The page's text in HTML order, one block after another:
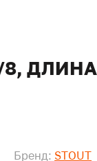
8,
Бренд: STOUT